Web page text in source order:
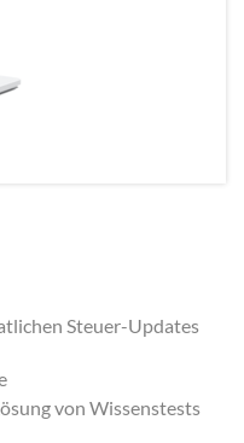
Steuer-Updates
von Wissenstests